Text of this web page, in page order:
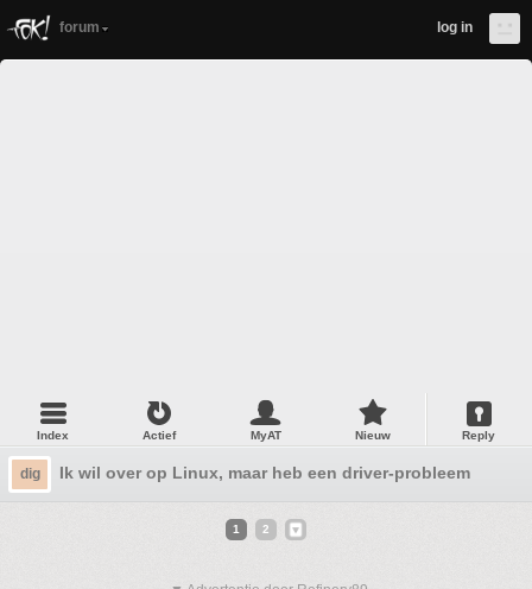
forum log in
Index Actief MyAT Nieuw Reply
dig Ik wil over op Linux, maar heb een driver-probleem
1 2